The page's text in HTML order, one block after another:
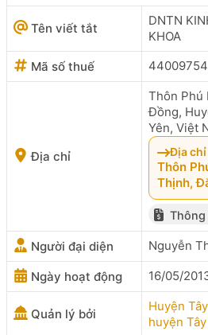
Tên viết tắt
DNTN
KHOA
Mã số thuế
Địa chỉ
Thôn Phú
Đồng,
Yên, Việt
Địa chỉ
Thôn
Thịnh,
Người đại diện Nguyễn
Ngày hoạt động 16/05/
Quản lý bởi
Huyện
huyện